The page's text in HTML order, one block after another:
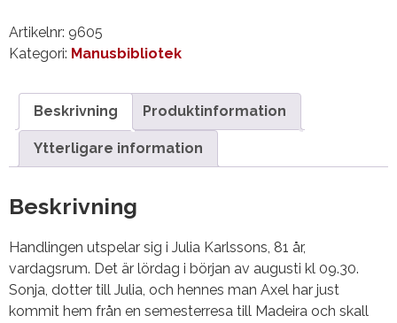
mängd
Artikelnr: 9605
Kategori: Manusbibliotek
Beskrivning Produktinformation
Ytterligare information
Beskrivning
Handlingen utspelar sig i Julia Karlssons, 81 år,
vardagsrum. Det är lördag i början av augusti kl 09.30.
Sonja, dotter till Julia, och hennes man Axel har just
kommit hem från en semesterresa till Madeira och skall